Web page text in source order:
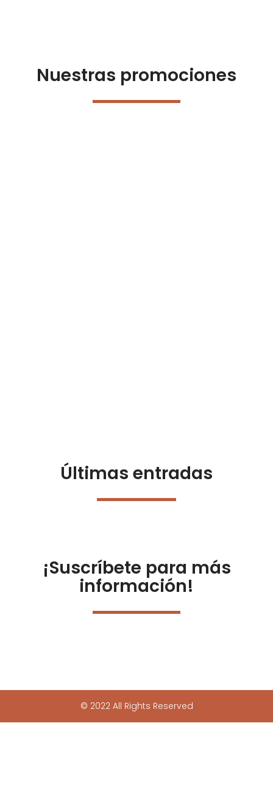
Nuestras promociones
Últimas entradas
¡Suscríbete para más
información!
© 2022 All Rights Reserved